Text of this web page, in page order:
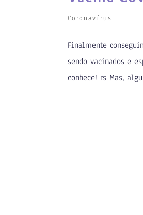
Coronavírus
Finalmente
sendo vacinados e
conhece! rs Mas,